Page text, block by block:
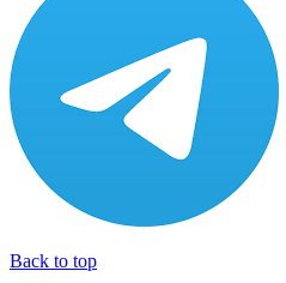
Back to top